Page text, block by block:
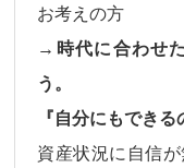
お考えの方
→時代に合わせ
う。
『自分にもできる
資産状況に自信